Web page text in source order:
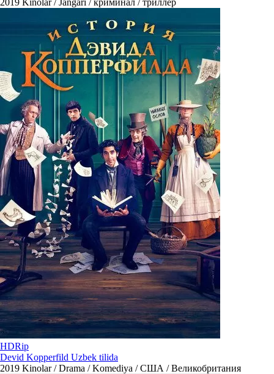
2019 Kinolar / Jangari / криминал / триллер
HDRip
Devid Kopperfild Uzbek tilida
2019 Kinolar / Drama / Komediya / США / Великобритания